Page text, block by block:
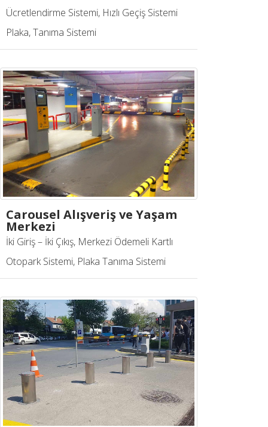
Ücretlendirme Sistemi, Hızlı Geçiş Sistemi
Plaka, Tanıma Sistemi
Carousel Alışveriş ve Yaşam
Merkezi
İki Giriş – İki Çıkış, Merkezi Ödemeli Kartlı
Otopark Sistemi, Plaka Tanıma Sistemi